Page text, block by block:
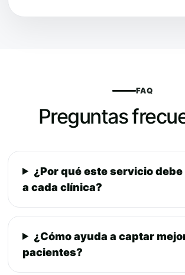
FAQ
Preguntas
¿Por qué este servicio
a cada clínica?
¿Cómo ayuda a captar
pacientes?